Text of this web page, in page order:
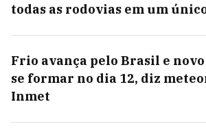
todas as rodovias em um
Frio avança pelo Brasil e
se formar no dia 12, diz
Inmet